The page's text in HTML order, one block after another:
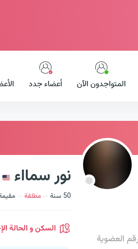
المتواجدون الآن أعضاء جدد
نور سمااء
50 سنة مطلقة
رقم العضوية
السكن و الحالة